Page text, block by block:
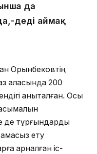
да
,-деді аймақ
Орынбековтің
қаласында 200
анықталған. Осы
де тұрғындарды
ету
арналған іс-